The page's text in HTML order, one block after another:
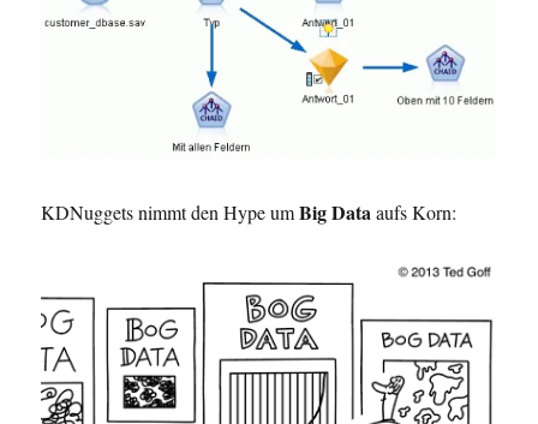
KDNuggets nimmt den Hype umBig Dataaufs Korn: